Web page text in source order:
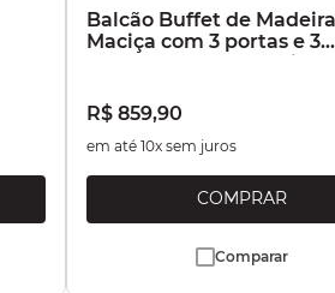
Balcão Buffet de Madeira
Maciça com 3 portas e 3
Gavetas Marrom Antique
R$ 859,90
em até 10x sem juros
Comparar